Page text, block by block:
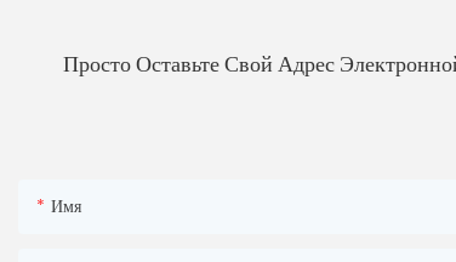
Просто Оставьте Свой Адрес
Имя